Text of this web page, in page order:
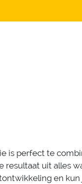
is perfect te
resultaat uit alles
en